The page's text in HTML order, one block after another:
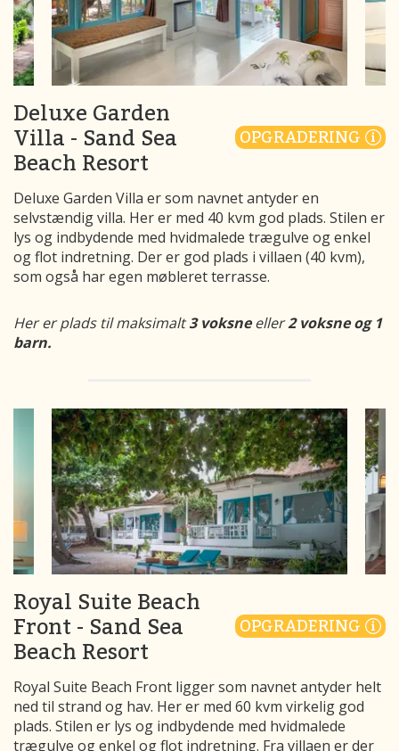
Deluxe Garden
Villa - Sand Sea
Beach Resort
OPGRADERING
Deluxe Garden Villa er som navnet antyder en
selvstændig villa. Her er med 40 kvm god plads. Stilen er
lys og indbydende med hvidmalede trægulve og enkel
og flot indretning. Der er god plads i villaen (40 kvm),
som også har egen møbleret terrasse.
Her er plads til maksimalt3 voksneeller2 voksne og 1
barn.
Royal Suite Beach
Front - Sand Sea
Beach Resort
OPGRADERING
Royal Suite Beach Front ligger som navnet antyder helt
ned til strand og hav. Her er med 60 kvm virkelig god
plads. Stilen er lys og indbydende med hvidmalede
trægulve og enkel og flot indretning. Fra villaen er der